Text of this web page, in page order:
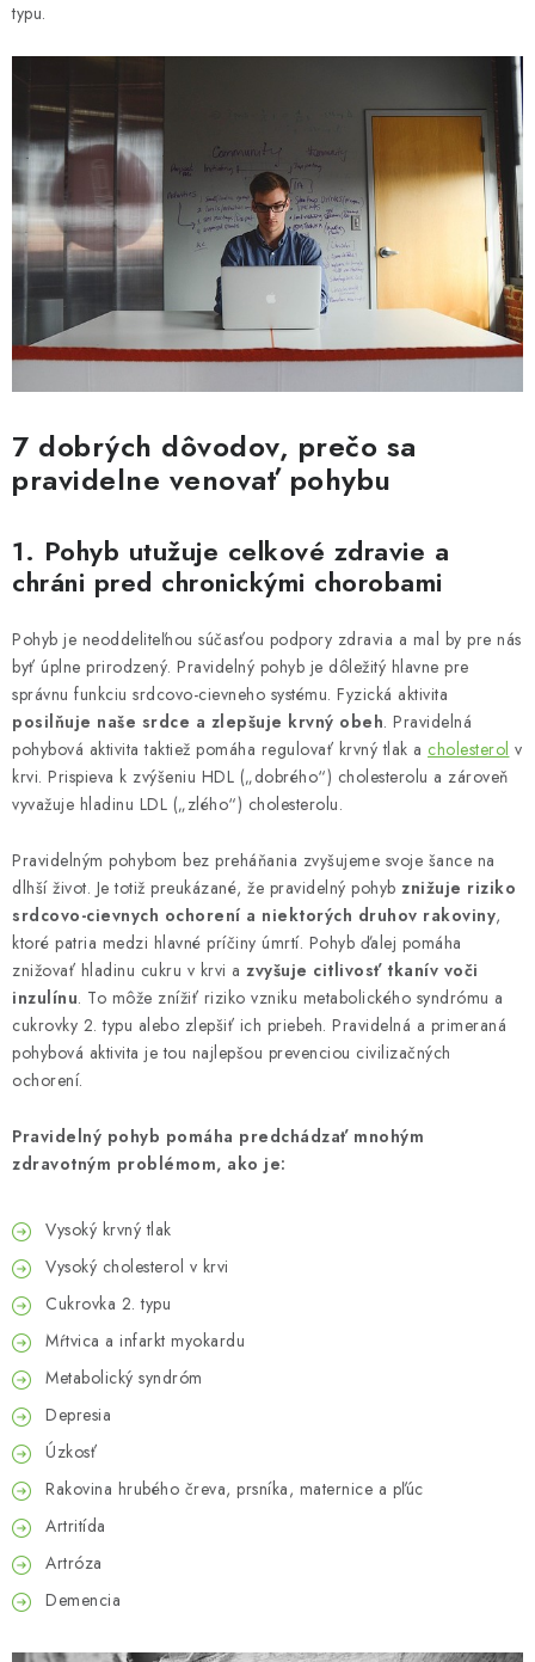
typu.
7 dobrých dôvodov, prečo sa
pravidelne venovať pohybu
1. Pohyb utužuje celkové zdravie a
chráni pred chronickými chorobami
Pohyb je neoddeliteľnou súčasťou podpory zdravia a mal by pre nás
byť úplne prirodzený. Pravidelný pohyb je dôležitý hlavne pre
správnu funkciu srdcovo-cievneho systému. Fyzická aktivita
posilňuje naše srdce a zlepšuje krvný obeh. Pravidelná
pohybová aktivita taktiež pomáha regulovať krvný tlak a cholesterol v
krvi. Prispieva k zvýšeniu HDL („dobrého“) cholesterolu a zároveň
vyvažuje hladinu LDL („zlého“) cholesterolu.
Pravidelným pohybom bez preháňania zvyšujeme svoje šance na
dlhší život. Je totiž preukázané, že pravidelný pohyb znižuje riziko
srdcovo-cievnych ochorení a niektorých druhov rakoviny,
ktoré patria medzi hlavné príčiny úmrtí. Pohyb ďalej pomáha
znižovať hladinu cukru v krvi a zvyšuje citlivosť tkanív voči
inzulínu. To môže znížiť riziko vzniku metabolického syndrómu a
cukrovky 2. typu alebo zlepšiť ich priebeh. Pravidelná a primeraná
pohybová aktivita je tou najlepšou prevenciou civilizačných
ochorení.
Pravidelný pohyb pomáha predchádzať mnohým
zdravotným problémom, ako je:
Vysoký krvný tlak
Vysoký cholesterol v krvi
Cukrovka 2. typu
Mŕtvica a infarkt myokardu
Metabolický syndróm
Depresia
Úzkosť
Rakovina hrubého čreva, prsníka, maternice a pľúc
Artritída
Artróza
Demencia